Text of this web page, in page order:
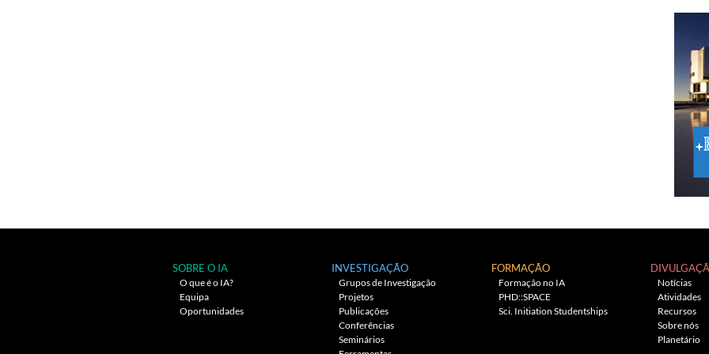
SOBRE O IA
O que é o IA?
Equipa
Oportunidades
INVESTIGAÇÃO
Grupos de Investigação
Projetos
Publicações
Conferências
Seminários
FORMAÇÃO
Formação no IA
PHD::SPACE
Sci. Initiation Studentships
Notícias
Atividades
Recursos
Sobre nós
Planetário